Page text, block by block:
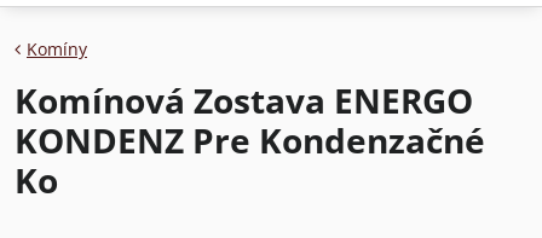
Komíny
Komínová Zostava ENERGO
KONDENZ Pre Kondenzačné
Ko